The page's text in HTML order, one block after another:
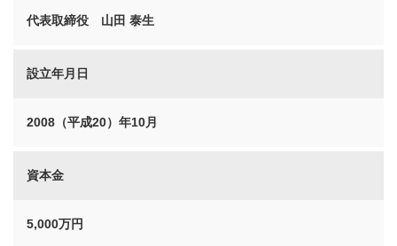
代表取締役 山田 泰生
設立年月日
2008（平成20）年10月
資本金
5,000万円